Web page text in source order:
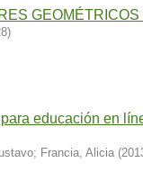
)
educación en
; Francia, Alicia (